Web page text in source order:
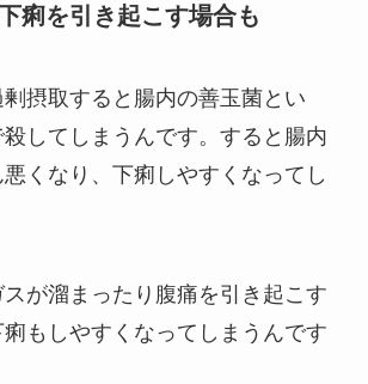
痢を引き起こす場合も
摂取すると腸内の善玉菌とい
してしまうんです。すると腸内
くなり、下痢しやすくなってし
が溜まったり腹痛を引き起こす
もしやすくなってしまうんです